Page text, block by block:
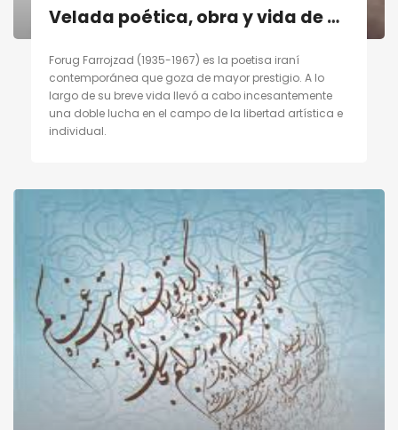
Velada poética, obra y vida de poetisa contemporánea persa «Forugh Farrojzad» en Madrid el 29/10/11
Forug Farrojzad (1935-1967) es la poetisa iraní
contemporánea que goza de mayor prestigio. A lo
largo de su breve vida llevó a cabo incesantemente
una doble lucha en el campo de la libertad artística e
individual.